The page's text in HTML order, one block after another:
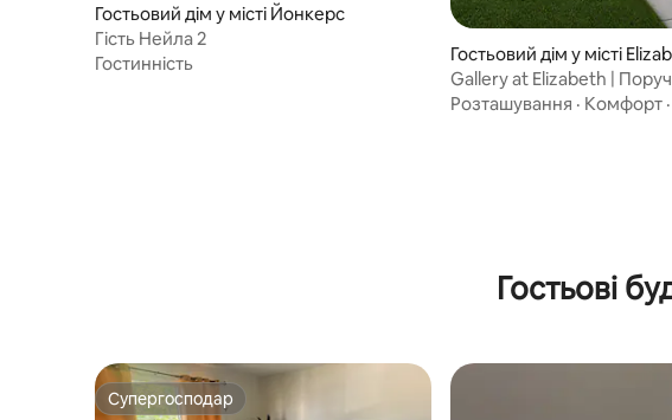
Гостьовий дім у місті Йонкерс
Гість Нейла 2
Гостинність
Гостьовий дім у місті
Gallery at Elizabeth |
Йорком і аеропортом
Розташування · Комфорт ·
Гостьові
Супергосподар
Супергосподар